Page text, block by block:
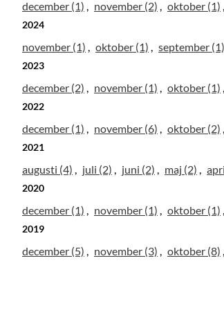
december (1) november (2) oktober (1)
2024
november (1) oktober (1) september (1)
2023
december (2) november (1) oktober (1)
2022
december (1) november (6) oktober (2)
2021
augusti (4) juli (2) juni (2) maj (2)
2020
december (1) november (1) oktober (1)
2019
december (5) november (3) oktober (8)